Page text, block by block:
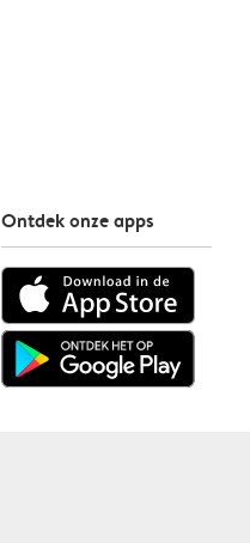
Ontdek onze apps